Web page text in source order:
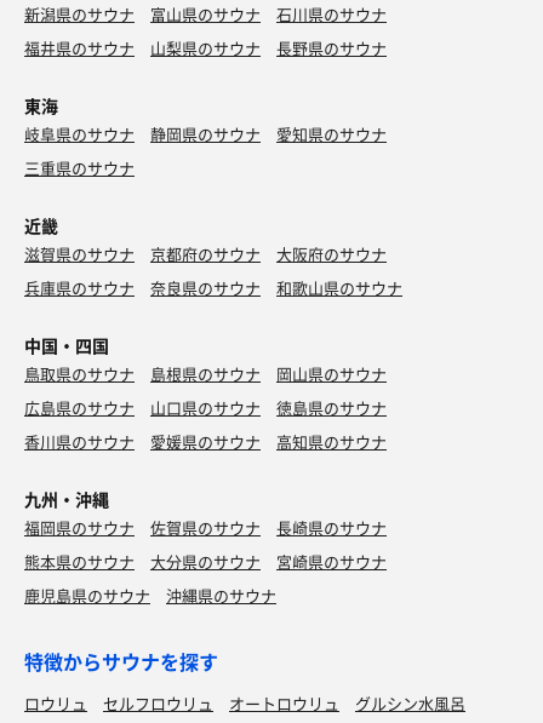
新潟県のサウナ 富山県のサウナ
石川県のサウナ
福井県のサウナ
山梨県のサウナ 長野県のサウナ
東海
岐阜県のサウナ 静岡県のサウナ
愛知県のサウナ
三重県のサウナ
近畿
滋賀県のサウナ 京都府のサウナ
大阪府のサウナ
兵庫県のサウナ
奈良県のサウナ 和歌山県のサウナ
中国・四国
鳥取県のサウナ 島根県のサウナ
岡山県のサウナ
広島県のサウナ
山口県のサウナ
徳島県のサウナ
香川県のサウナ
愛媛県のサウナ 高知県のサウナ
九州・沖縄
福岡県のサウナ 佐賀県のサウナ
長崎県のサウナ
熊本県のサウナ
大分県のサウナ
宮崎県のサウナ
鹿児島県のサウナ
沖縄県のサウナ
特徴からサウナを探す
ロウリュ セルフロウリュ オートロウリュ
グルシン水風呂